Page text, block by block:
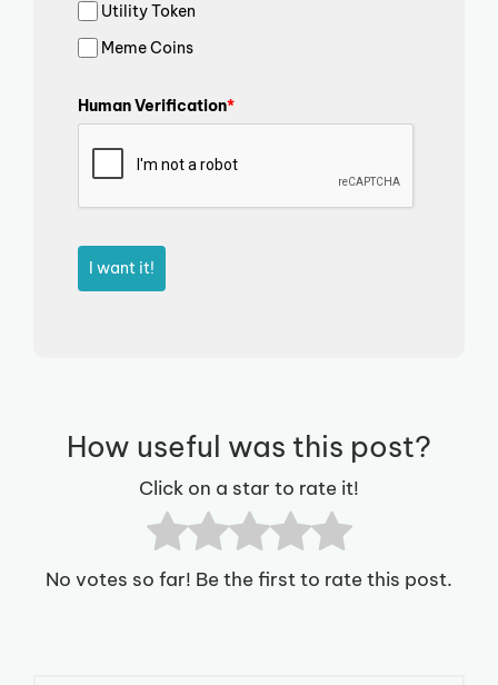
Utility Token
Meme Coins
Human Verification*
I want it!
How useful was this post?
Click on a star to rate it!
No votes so far! Be the first to rate this post.